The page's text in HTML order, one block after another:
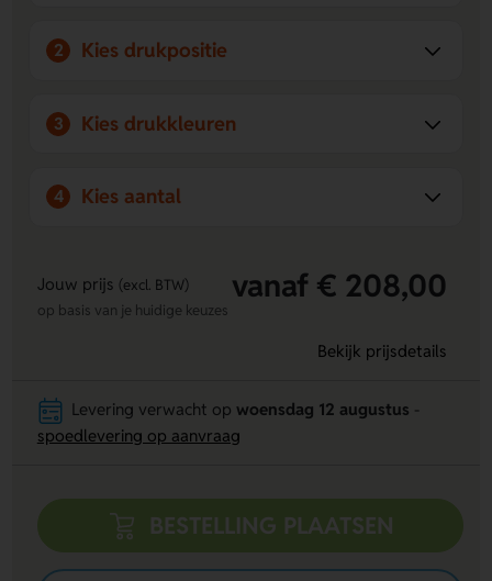
gebruik.
2 Kies drukpositie
3 Kies drukkleuren
4 Kies aantal
Jouw prijs (excl. BTW) vanaf € 208,00
op basis van je huidige keuzes
Bekijk prijsdetails
Levering verwacht op woensdag 12 augustus
spoedlevering op aanvraag
BESTELLING PLAATSEN